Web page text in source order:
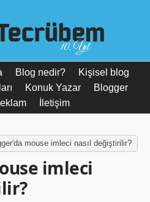
10. Yıl
Blog nedir?
Kişisel blog
Konuk Yazar
Blogger
İletişim
mouse imleci nasıl değiştirilir?
imleci